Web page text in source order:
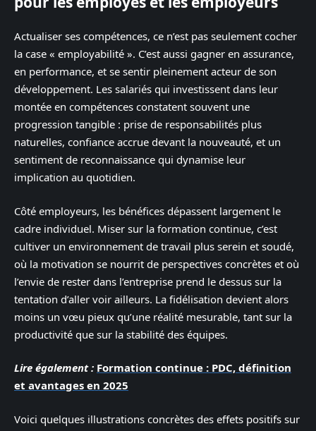
Actualiser ses compétences, ce n’est pas seulement cocher
la case « employabilité ». C’est aussi gagner en assurance,
en performance, et se sentir pleinement acteur de son
développement. Les salariés qui investissent dans leur
montée en compétences constatent souvent une
progression tangible : prise de responsabilités plus
naturelles, confiance accrue devant la nouveauté, et un
sentiment de reconnaissance qui dynamise leur
implication au quotidien.
Côté employeurs, les bénéfices dépassent largement le
cadre individuel. Miser sur la formation continue, c’est
cultiver un environnement de travail plus serein et soudé,
où la motivation se nourrit de perspectives concrètes et où
l’envie de rester dans l’entreprise prend le dessus sur la
tentation d’aller voir ailleurs. La fidélisation devient alors
moins un vœu pieux qu’une réalité mesurable, tant sur la
productivité que sur la stabilité des équipes.
Lire également : Formation continue : PDC, définition
et avantages en 2025
Voici quelques illustrations concrètes des effets positifs sur